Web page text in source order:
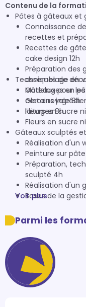
Contenu de la
Pâtes à gâteaux et
Connaissance
recettes et
Recettes de
cake design 12h
Préparation des
assemblage en
Gâteaux pour
certains
laitages 8h
Techniques de
Modelages en
Glace royale 8h
Fleurs en sucre
Fleurs en sucre
Gâteaux sculptés
Réalisation d'un
Peinture sur
Préparation,
sculpté 4h
Réalisation d'un
Bases de la
Voir plus
Parmi les